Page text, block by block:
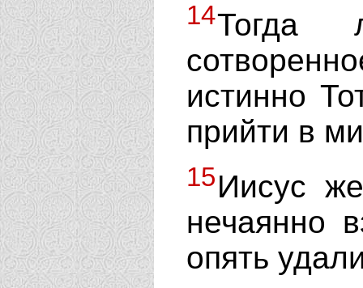
14Тогда
истинно
прийти в
15Иисус
нечаянно
опять